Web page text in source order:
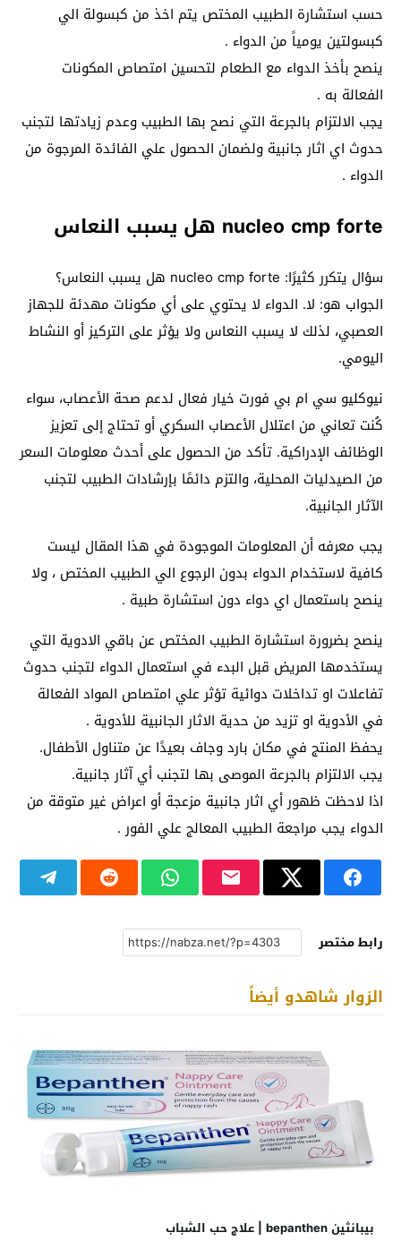
حسب استشارة الطبيب المختص يتم اخذ من كبسولة الي
كبسولتين يومياً من الدواء .
ينصح بأخذ الدواء مع الطعام لتحسين امتصاص المكونات
الفعالة به .
يجب الالتزام بالجرعة التي نصح بها الطبيب وعدم زيادتها لتجنب
حدوث اي اثار جانبية ولضمان الحصول علي الفائدة المرجوة من
الدواء .
nucleo cmp forte هل يسبب النعاس
سؤال يتكرر كثيرًا: nucleo cmp forte هل يسبب النعاس؟
الجواب هو: لا. الدواء لا يحتوي على أي مكونات مهدئة للجهاز
العصبي، لذلك لا يسبب النعاس ولا يؤثر على التركيز أو النشاط
اليومي.
نيوكليو سي ام بي فورت خيار فعال لدعم صحة الأعصاب، سواء
كُنت تعاني من اعتلال الأعصاب السكري أو تحتاج إلى تعزيز
الوظائف الإدراكية. تأكد من الحصول على أحدث معلومات السعر
من الصيدليات المحلية، والتزم دائمًا بإرشادات الطبيب لتجنب
الآثار الجانبية.
يجب معرفه أن المعلومات الموجودة في هذا المقال ليست
كافية لاستخدام الدواء بدون الرجوع الي الطبيب المختص ، ولا
ينصح باستعمال اي دواء دون استشارة طبية .
ينصح بضرورة استشارة الطبيب المختص عن باقي الادوية التي
يستخدمها المريض قبل البدء في استعمال الدواء لتجنب حدوث
تفاعلات او تداخلات دوائية تؤثر علي امتصاص المواد الفعالة
في الأدوية او تزيد من حدية الاثار الجانبية للأدوية .
يحفظ المنتج في مكان بارد وجاف بعيدًا عن متناول الأطفال.
يجب الالتزام بالجرعة الموصى بها لتجنب أي آثار جانبية.
اذا لاحظت ظهور أي اثار جانبية مزعجة أو اعراض غير متوقة من
الدواء يجب مراجعة الطبيب المعالج علي الفور .
رابط مختصر
الزوار شاهدو أيضاً
بيبانثين bepanthen | علاج حب الشباب